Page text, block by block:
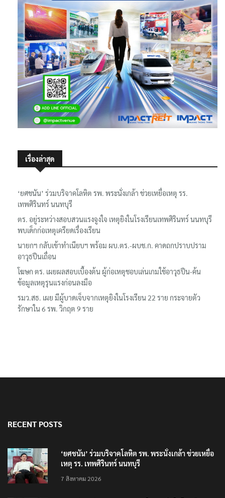
เรื่องล่าสุด
‘ยศชนัน’ ร่วมบริจาคโลหิต รพ. พระนั่งเกล้า ช่วยเหยื่อเหตุ รร.
เทพศิรินทร์ นนทบุรี
ตร. อยู่ระหว่างสอบสวนแรงจูงใจ เหตุยิงในโรงเรียนเทพศิรินทร์ นนทบุรี
พบเด็กก่อเหตุเครียดเรื่องเรียน
นายกฯ กลับเข้าทำเนียบฯ พร้อม ผบ.ตร.-ผบช.ก. คาดถกปราบปราม
อาวุธปืนเถื่อน
โฆษก ตร. เผยผลสอบเบื้องต้น ผู้ก่อเหตุชอบเล่นเกมใช้อาวุธปืน-ค้น
ข้อมูลเหตุรุนแรงก่อนลงมือ
รมว.สธ. เผย มีผู้บาดเจ็บจากเหตุยิงในโรงเรียน 22 ราย กระจายตัว
รักษาใน 6 รพ. วิกฤต 9 ราย
RECENT POSTS
‘ยศชนัน’ ร่วมบริจาคโลหิต รพ. พระนั่งเกล้า ช่วยเหยื่อ
เหตุ รร. เทพศิรินทร์ นนทบุรี
7 สิงหาคม 2026